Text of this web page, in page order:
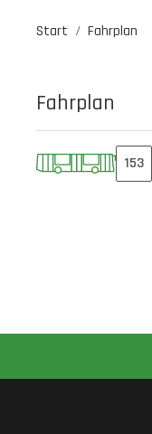
Start Fahrplan
Fahrplan
153